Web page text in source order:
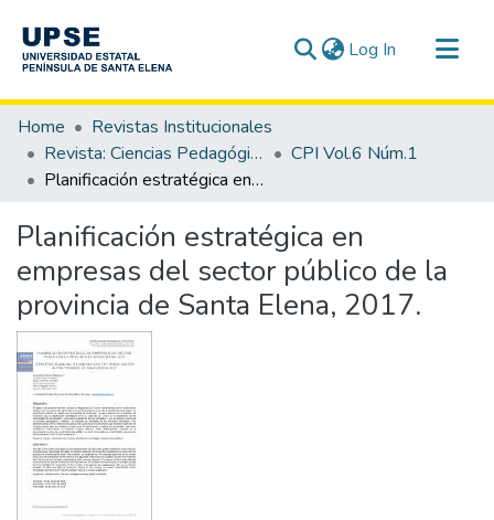
Log In (current)
Communities & Collections
All of DSpace
Statistics
Home
Revistas Institucionales
Revista: Ciencias Pedagógicas e Innovación - CPI
CPI Vol.6 Núm.1
Planificación estratégica en empresas del sector público de la provincia de Santa Elena, 2017.
Planificación estratégica en
empresas del sector público de la
provincia de Santa Elena, 2017.